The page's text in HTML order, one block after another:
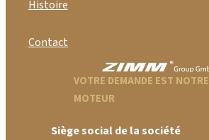
Histoire
Contact
VOTRE DEMANDE EST NOTRE
MOTEUR
Siège social de la société